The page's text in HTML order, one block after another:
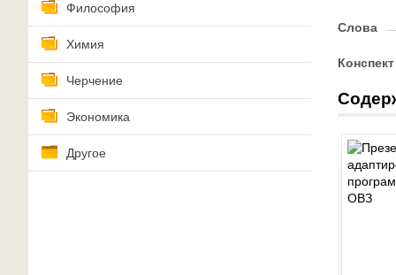
Философия
Химия
Черчение
Экономика
Другое
Слова
Конспект